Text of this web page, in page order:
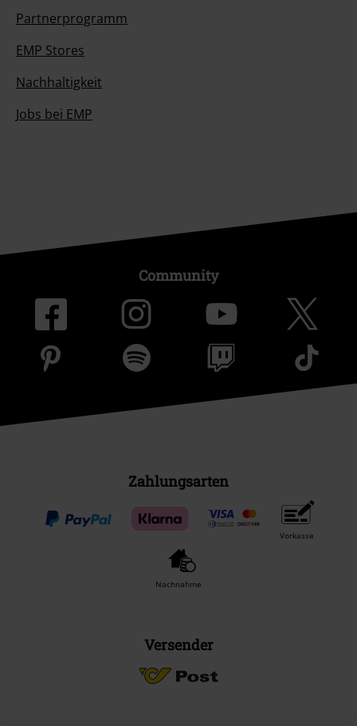
Partnerprogramm
EMP Stores
Nachhaltigkeit
Jobs bei EMP
Community
Zahlungsarten
Vorkasse
Nachnahme
Versender